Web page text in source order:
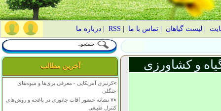
لیست گیاهان |تماس با ما RSS
|درباره ما
آخرین مطالب
>کرنبری آمریکایی - معرفی بری‌ها و میوه‌های
جنگلی
>
۷ نشانه حضور آفات جانوری در باغچه و روش‌های
کنترل طبیعی
و کشاورزی